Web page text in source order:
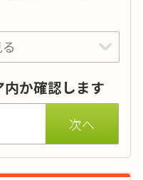
おすすめです！日
召し上がりいただ
か確認します